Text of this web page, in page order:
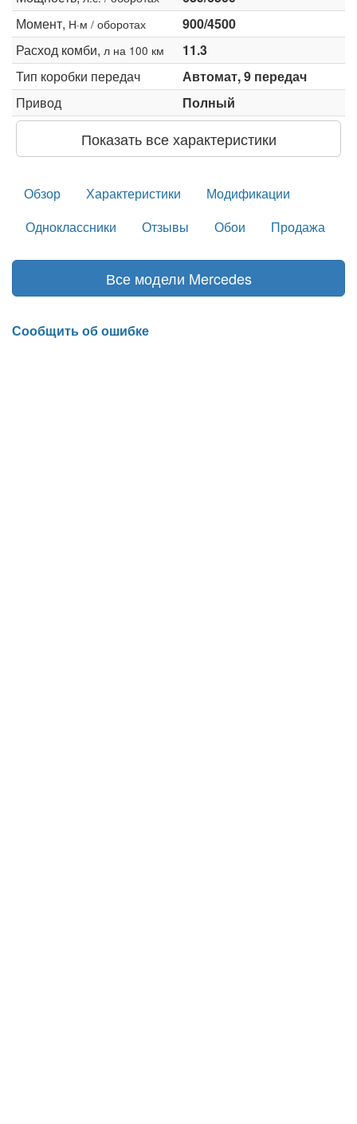
Момент, Н·м / оборотах
900/4500
Расход комби, л на 100 км
11.3
Тип коробки передач
Автомат, 9 передач
Привод
Полный
Показать все характеристики
Обзор Характеристики
Модификации
Одноклассники
Отзывы Обои Продажа
Все модели Mercedes
Сообщить об ошибке